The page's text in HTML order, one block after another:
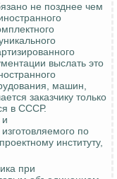
не позднее чем
выслать это
машин,
заказчику только
в СССР.
по
институту,
при